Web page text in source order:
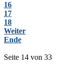
16
17
18
Weiter
Ende
Seite 14 von 33